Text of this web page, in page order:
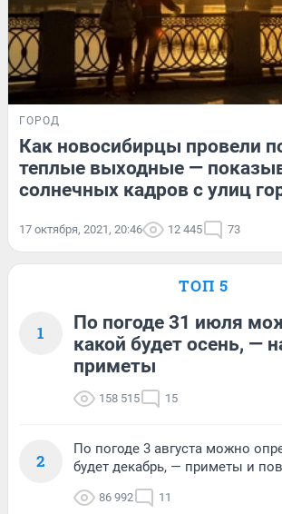
ГОРОД
Как новосибирцы провели
теплые выходные —
солнечных кадров с улиц
17 октября, 2021, 20:46 12 445 73
ТОП 5
1
По погоде 31 июля
какой будет осень, —
приметы
158 515 15
2
По погоде 3 августа можно
будет декабрь, — приметы и
86 992 11